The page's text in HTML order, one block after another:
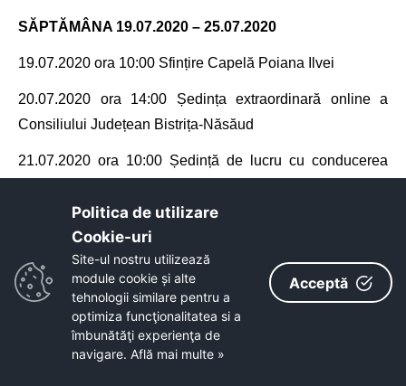
SĂPTĂMÂNA 19.07.2020 – 25.07.2020
19.07.2020 ora 10:00 Sfințire Capelă Poiana Ilvei
20.07.2020 ora 14:00 Ședința extraordinară online a
Consiliului Județean Bistrița-Năsăud
21.07.2020 ora 10:00 Ședință de lucru cu conducerea
21.07.2020 ora 12:00 Ședință de lucru
Gloria 2018 Bistrița Năsăud
„Academii de handbal pentru
juniori și tineret” și facem pași concreți, proiectulGloria
Divizia A.
22.07.2020 ora 10:00Activități manageriale în cadrul
Politica de utilizare
Cookie-uri‎
Site-ul nostru utilizează
module cookie și alte
tehnologii similare pentru a
optimiza funcţionalitatea si a
îmbunătăţi experienţa de
navigare. Află mai multe »
Acceptă